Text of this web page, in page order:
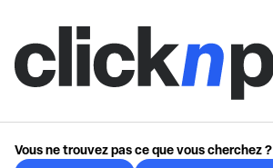
Vous ne trouvez pas ce que vous cherchez ?